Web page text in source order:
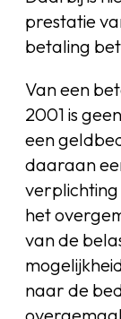
prestatie
betaling
Van een
2001 is
een
daaraan
het
van de
naar de